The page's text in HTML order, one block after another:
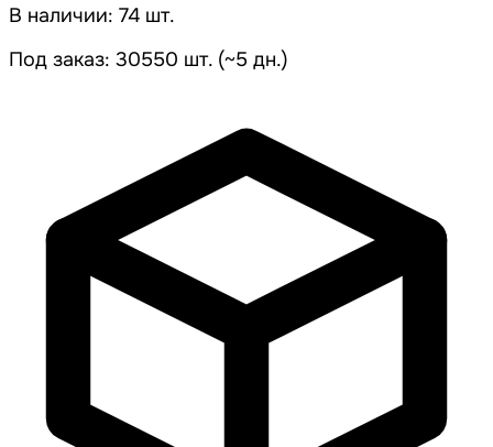
В наличии: 74 шт.
Под заказ: 30550 шт. (~5 дн.)